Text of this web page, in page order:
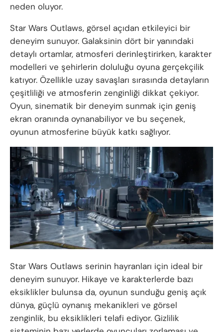
neden oluyor.
Star Wars Outlaws, görsel açıdan etkileyici bir
deneyim sunuyor. Galaksinin dört bir yanındaki
detaylı ortamlar, atmosferi derinleştirirken, karakter
modelleri ve şehirlerin doluluğu oyuna gerçekçilik
katıyor. Özellikle uzay savaşları sırasında detayların
çeşitliliği ve atmosferin zenginliği dikkat çekiyor.
Oyun, sinematik bir deneyim sunmak için geniş
ekran oranında oynanabiliyor ve bu seçenek,
oyunun atmosferine büyük katkı sağlıyor.
Star Wars Outlaws serinin hayranları için ideal bir
deneyim sunuyor. Hikaye ve karakterlerde bazı
eksiklikler bulunsa da, oyunun sunduğu geniş açık
dünya, güçlü oynanış mekanikleri ve görsel
zenginlik, bu eksiklikleri telafi ediyor. Gizlilik